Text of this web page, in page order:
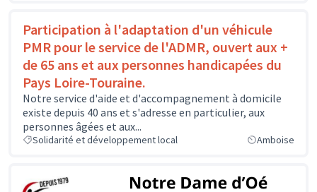
Participation à l'adaptation d'un véhicule
PMR pour le service de l'ADMR, ouvert aux +
de 65 ans et aux personnes handicapées du
Pays Loire-Touraine.
Notre service d'aide et d'accompagnement à domicile
existe depuis 40 ans et s'adresse en particulier, aux
personnes âgées et aux...
Solidarité et développement local Amboise